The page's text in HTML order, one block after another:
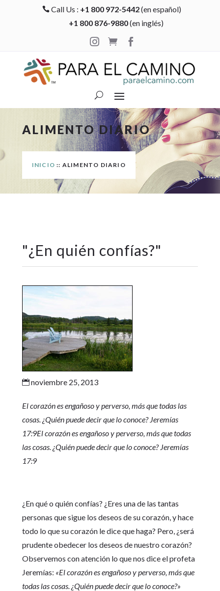
 Call Us : +1 800 972-5442(en español)
+1 800 876-9880(en inglés)

 
ALIMENTO DIARIO
INICIO :: ALIMENTO DIARIO
"¿En quién confías?"
noviembre 25, 2013
El corazón es engañoso y perverso, más que todas las
cosas. ¿Quién puede decir que lo conoce? Jeremías
17:9El corazón es engañoso y perverso, más que todas
las cosas. ¿Quién puede decir que lo conoce? Jeremías
17:9
¿En qué o quién confías? ¿Eres una de las tantas
personas que sigue los deseos de su corazón, y hace
todo lo que su corazón le dice que haga? Pero, ¿será
prudente obedecer los deseos de nuestro corazón?
Observemos con atención lo que nos dice el profeta
Jeremías: «El corazón es engañoso y perverso, más que
todas las cosas. ¿Quién puede decir que lo conoce?»